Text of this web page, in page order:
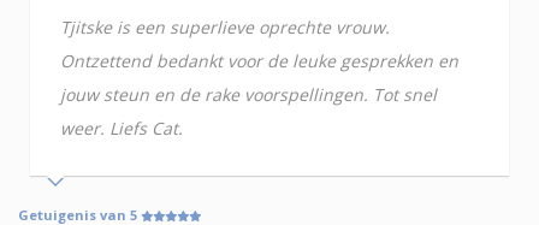
Tjitske is een superlieve oprechte vrouw.
Ontzettend bedankt voor de leuke gesprekken en
jouw steun en de rake voorspellingen. Tot snel
weer. Liefs Cat.
Getuigenis van 5